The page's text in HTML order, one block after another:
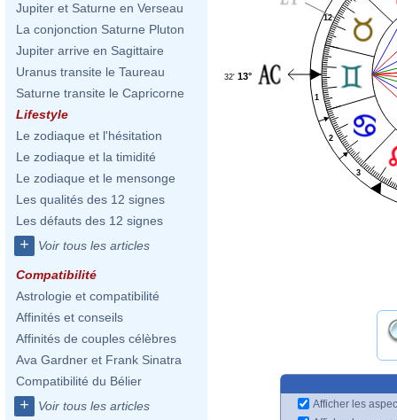
Jupiter et Saturne en Verseau
La conjonction Saturne Pluton
Jupiter arrive en Sagittaire
Uranus transite le Taureau
Saturne transite le Capricorne
Lifestyle
Le zodiaque et l'hésitation
Le zodiaque et la timidité
Le zodiaque et le mensonge
Les qualités des 12 signes
Les défauts des 12 signes
+ Voir tous les articles
Compatibilité
Astrologie et compatibilité
Affinités et conseils
Affinités de couples célèbres
Ava Gardner et Frank Sinatra
Compatibilité du Bélier
+ Voir tous les articles
1
2
3
12
13°
32'
Afficher les